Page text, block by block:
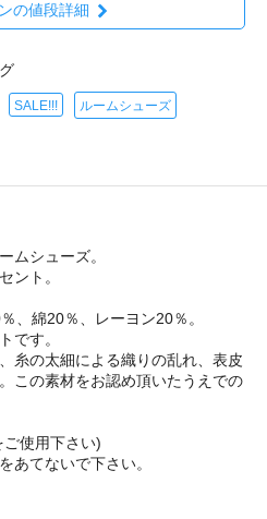
の値段詳細
SALE!!! ルームシューズ
ムシューズ。
ント。
、綿20％、レーヨン20％。
です。
糸の太細による織りの乱れ、表皮
この素材をお認め頂いたうえでの
ご使用下さい)
あてないで下さい。